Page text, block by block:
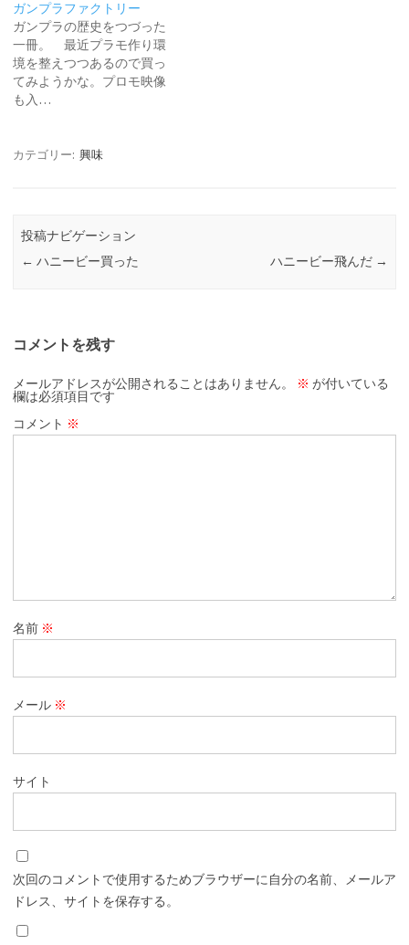
ガンプラファクトリー
ガンプラの歴史をつづった
一冊。 最近プラモ作り環
境を整えつつあるので買っ
てみようかな。プロモ映像
も入…
カテゴリー: 興味
投稿ナビゲーション
← ハニービー買った ハニービー飛んだ →
コメントを残す
メールアドレスが公開されることはありません。 ※ が付いている
欄は必須項目です
コメント ※
名前 ※
メール ※
サイト
次回のコメントで使用するためブラウザーに自分の名前、メールア
ドレス、サイトを保存する。